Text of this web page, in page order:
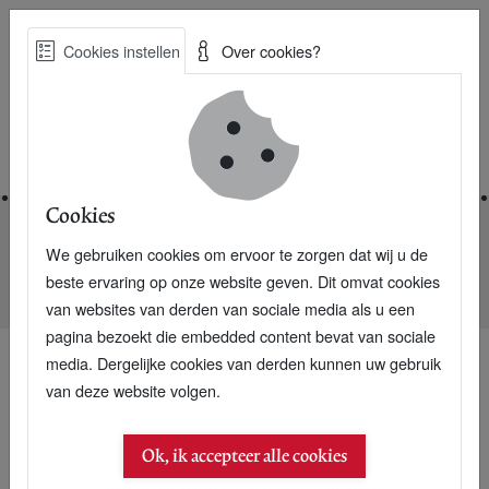
Skip
Best Practices voor een duurzame toekomst
Nieuwsarchief
Memory Stick Ooms groeit als boomstronk uit computerkast
11 januari 2007
Memory Stick Ooms
Cookies instellen Over cookies?
Cookies
We gebruiken cookies om ervoor te zorgen dat wij u de
beste ervaring op onze website geven. Dit omvat cookies
van websites van derden van sociale media als u een
pagina bezoekt die embedded content bevat van sociale
media. Dergelijke cookies van derden kunnen uw gebruik
van deze website volgen.
Ok, ik accepteer alle cookies